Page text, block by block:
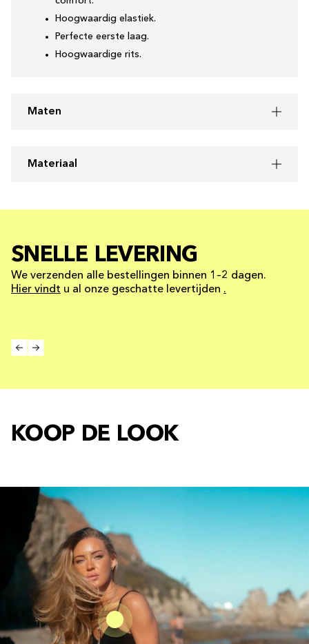
Hoogwaardig elastiek.
Perfecte eerste laag.
Hoogwaardige rits.
Maten
Materiaal
SNELLE LEVERING
We verzenden alle bestellingen binnen 1–2 dagen.
Hier vindt u al onze geschatte levertijden .
KOOP DE LOOK